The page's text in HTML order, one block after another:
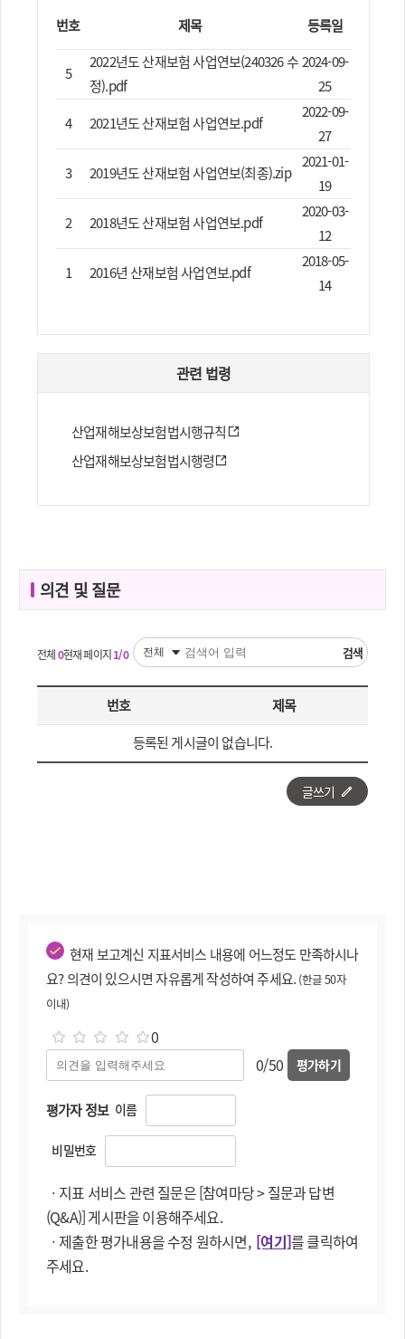
번호 제목 등록일
5
2022년도 산재보험 사업연보(240326 수
정).pdf
2024-09-
25
4
2021년도 산재보험 사업연보.pdf
2022-09-
27
3
2019년도 산재보험 사업연보(최종).zip
2021-01-
19
2
2018년도 산재보험 사업연보.pdf
2020-03-
12
1
2016년 산재보험 사업연보.pdf
2018-05-
14
관련 법령
산업재해보상보험법시행규칙
산업재해보상보험법시행령
의견 및 질문
전체0현재 페이지1/0 검색
번호
제목
등록된 게시글이 없습니다.
글쓰기
현재 보고계신 지표서비스 내용에 어느정도 만족하시나
요? 의견이 있으시면 자유롭게 작성하여 주세요. (한글 50자
이내)
0
0/50
평가하기
평가자 정보이름
비밀번호
ㆍ지표 서비스 관련 질문은 [참여마당 > 질문과 답변
(Q&A)] 게시판을 이용해주세요.
ㆍ제출한 평가내용을 수정 원하시면, [여기]를 클릭하여
주세요.